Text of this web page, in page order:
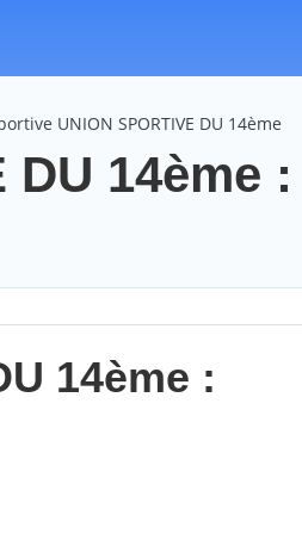
UNION SPORTIVE DU 14ème
DU 14ème
14ème :